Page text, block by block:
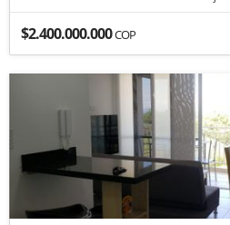
$2.400.000.000COP